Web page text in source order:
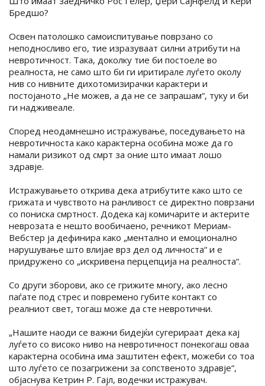
Бредшо?
Освен патолошко самоиспитување поврзано со
неподносливо его, тие изразуваат силни атрибути на
невротичност. Така, доколку тие би постоеле во
реалноста, не само што би ги иритирале луѓето околу
нив со нивните дихотомизирачки карактери и
постојаното „Не можев, а да не се запрашам“, туку и би
ги надживеале.
Според неодамнешно истражување, поседувањето на
невротичноста како карактерна особина може да го
намали ризикот од смрт за оние што имаат лошо
здравје.
Истражувањето открива дека атрибутите како што се
грижата и чувството на ранливост се директно поврзани
со пониска смртност. Додека кај комичарите и актерите
неврозата е нешто вообичаено, речникот Мериам-
Вебстер ја дефинира како „ментално и емоционално
нарушување што влијае врз дел од личноста“ и е
придружено со „искривена перцепција на реалноста“.
Со други зборови, ако се грижите многу, ако лесно
паѓате под стрес и повремено губите контакт со
реалниот свет, тогаш може да сте невротични.
„Нашите наоди се важни бидејќи сугерираат дека кај
луѓето со високо ниво на невротичност понекогаш оваа
карактерна особина има заштитен ефект, можеби со тоа
што луѓето се позагрижени за сопственото здравје“,
објаснува Кетрин Р. Гајл, водечки истражувач.